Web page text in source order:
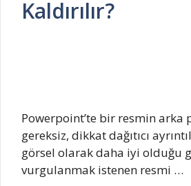
Kaldırılır?
Powerpoint’te bir resmin arka
gereksiz, dikkat dağıtıcı
görsel olarak daha iyi olduğu
vurgulanmak istenen resmi …